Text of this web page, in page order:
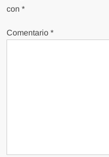
con*
Comentario*